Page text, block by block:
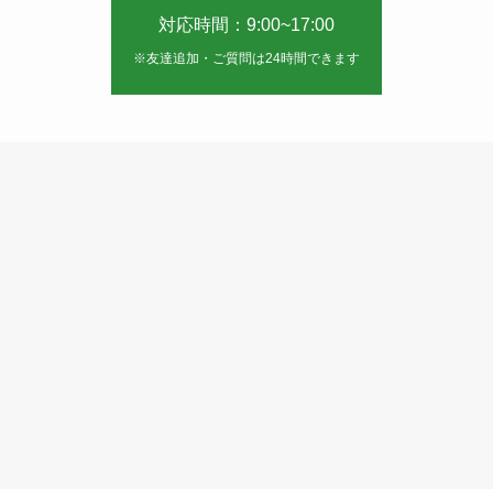
対応時間：9:00~17:00
※友達追加・ご質問は24時間できます